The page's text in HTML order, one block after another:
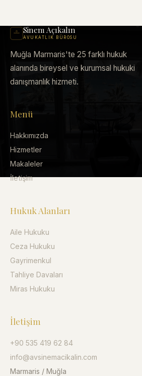
Sinem Açıkalın
AVUKATLIK BÜROSU
Muğla Marmaris'te 25 farklı hukuk
alanında bireysel ve kurumsal hukuki
danışmanlık hizmeti.
Menü
Hakkımızda
Hizmetler
Makaleler
İletişim
Hukuk Alanları
Aile Hukuku
Ceza Hukuku
Gayrimenkul
Tahliye Davaları
Miras Hukuku
İletişim
+90 535 419 62 84
info@avsinemacikalin.com
Marmaris / Muğla